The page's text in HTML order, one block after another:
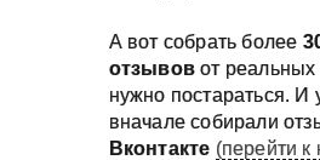
А вот собрать более
отзывов от реальных
нужно постараться. И
вначале собирали
Вконтакте (перейти к